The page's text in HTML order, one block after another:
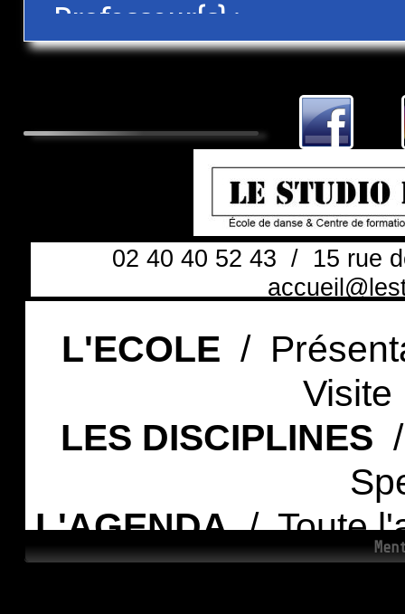
Professeur(s) :
Brahim Malik
02 40 40 52 43 / 15 rue
L'ECOLE /
LES DISCIPLINES
L'AGENDA/ Toute